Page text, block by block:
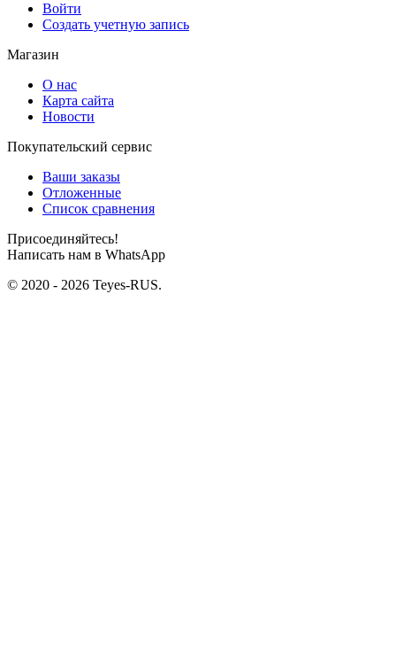
Войти
Создать учетную запись
Магазин
О нас
Карта сайта
Новости
Покупательский сервис
Ваши заказы
Отложенные
Список сравнения
Присоединяйтесь!
Написать нам в WhatsApp
© 2020 - 2026 Teyes-RUS.